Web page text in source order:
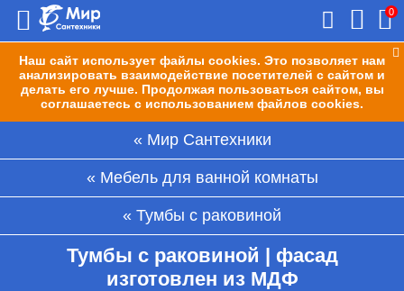
Наш сайт использует файлы cookies. Это позволяет нам
анализировать взаимодействие посетителей с сайтом и
делать его лучше. Продолжая пользоваться сайтом, вы
соглашаетесь с использованием файлов cookies.
0
Мир Сантехники
Мебель для ванной комнаты
Тумбы с раковиной
Тумбы с раковиной | фасад
изготовлен из МДФ